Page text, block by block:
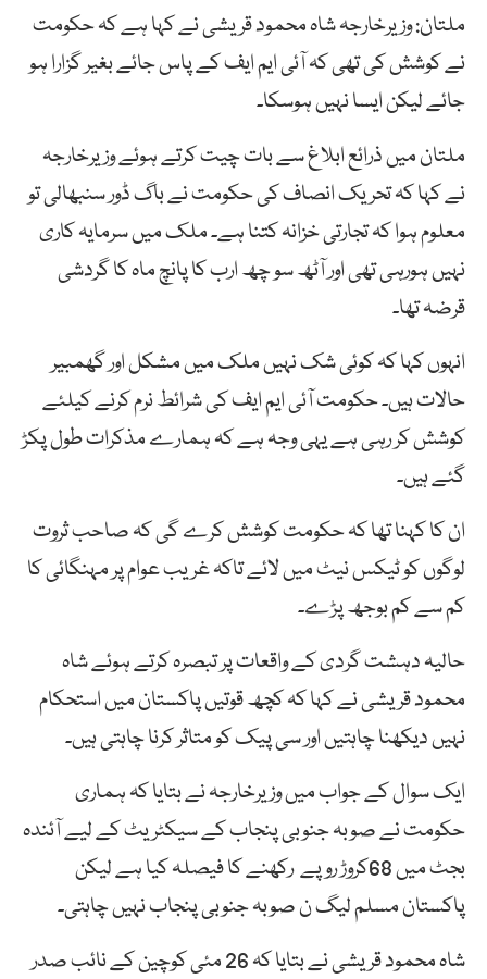
ملتان: وزیرخارجہ شاہ محمود قریشی نے کہا ہے کہ حکومت
نے کوشش کی تھی کہ آئی ایم ایف کے پاس جائے بغیر گزارا ہو
جائے لیکن ایسا نہیں ہوسکا۔
ملتان میں ذرائع ابلاغ سے بات چیت کرتے ہوئے وزیرخارجہ
نے کہا کہ تحریک انصاف کی حکومت نے باگ ڈور سنبھالی تو
معلوم ہوا کہ تجارتی خزانہ کتنا ہے۔ ملک میں سرمایہ کاری
نہیں ہورہی تھی اور آٹھ سو چھ ارب کا پانچ ماہ کا گردشی
قرضہ تھا۔
انہوں کہا کہ کوئی شک نہیں ملک میں مشکل اور گھمبیر
حالات ہیں۔ حکومت آئی ایم ایف کی شرائط نرم کرنے کیلئے
کوشش کر رہی ہے یہی وجہ ہے کہ ہمارے مذکرات طول پکڑ
گئے ہیں۔
ان کا کہنا تھا کہ حکومت کوشش کرے گی کہ صاحب ثروت
لوگوں کو ٹیکس نیٹ میں لائے تاکہ غریب عوام پر مہنگائی کا
کم سے کم بوجھ پڑے۔
حالیہ دہشت گردی کے واقعات پر تبصرہ کرتے ہوئے شاہ
محمود قریشی نے کہا کہ کچھ قوتیں پاکستان میں استحکام
نہیں دیکھنا چاہتیں اور سی پیک کو متاثر کرنا چاہتی ہیں۔
ایک سوال کے جواب میں وزیرخارجہ نے بتایا کہ ہماری
حکومت نے صوبہ جنوبی پنجاب کے سیکٹریٹ کے لیے آئندہ
بجٹ میں 68کروڑ روپے رکھنے کا فیصلہ کیا ہے لیکن
پاکستان مسلم لیگ ن صوبہ جنوبی پنجاب نہیں چاہتی۔
شاہ محمود قریشی نے بتایا کہ 26 مئی کوچین کے نائب صدر